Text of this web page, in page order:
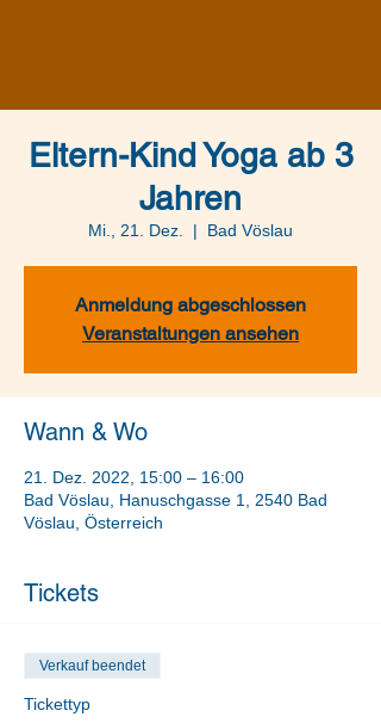
Eltern-Kind Yoga ab 3
Jahren
Mi., 21. Dez.
  |
Bad Vöslau
Anmeldung abgeschlossen
Veranstaltungen ansehen
Wann & Wo
21. Dez. 2022, 15:00 – 16:00
Bad Vöslau, Hanuschgasse 1, 2540 Bad
Vöslau, Österreich
Tickets
Verkauf beendet
Tickettyp